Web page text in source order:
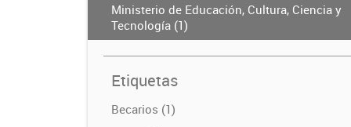
Ministerio de Educación, Cultura, Ciencia y
Tecnología (1)
Etiquetas
Becarios (1)